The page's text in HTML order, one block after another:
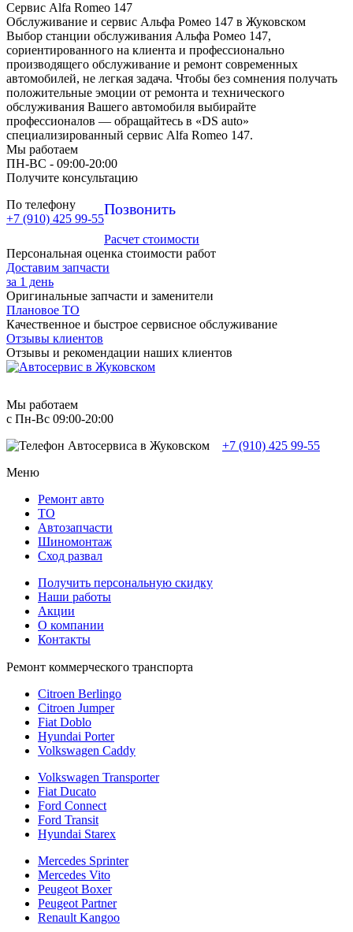
Сервис Alfa Romeo 147
Обслуживание и сервис Альфа Ромео 147 в Жуковском
Выбор станции обслуживания Альфа Ромео 147,
сориентированного на клиента и профессионально
производящего обслуживание и ремонт современных
автомобилей, не легкая задача. Чтобы без сомнения получать
положительные эмоции от ремонта и технического
обслуживания Вашего автомобиля выбирайте
профессионалов — обращайтесь в «DS auto»
специализированный сервис Alfa Romeo 147.
Мы работаем
ПН-ВC - 09:00-20:00
Получите консультацию
По телефону
+7 (910) 425 99-55
Позвонить
Расчет стоимости
Персональная оценка стоимости работ
Доставим запчасти
за 1 день
Оригинальные запчасти и заменители
Плановое ТО
Качественное и быстрое сервисное обслуживание
Отзывы клиентов
Отзывы и рекомендации наших клиентов
Мы работаем
с Пн-Вc 09:00-20:00
+7 (910) 425 99-55
Меню
Ремонт авто
TO
Автозапчасти
Шиномонтаж
Сход развал
Получить персональную скидку
Наши работы
Акции
О компании
Контакты
Ремонт коммерческого транспорта
Citroen Berlingo
Citroen Jumper
Fiat Doblo
Hyundai Porter
Volkswagen Caddy
Volkswagen Transporter
Fiat Ducato
Ford Connect
Ford Transit
Hyundai Starex
Mercedes Sprinter
Mercedes Vito
Peugeot Boxer
Peugeot Partner
Renault Kangoo